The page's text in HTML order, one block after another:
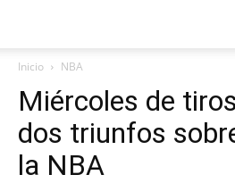
Inicio NBA
Miércoles de
dos triunfos
la NBA